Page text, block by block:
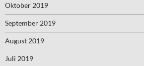
Oktober 2019
September 2019
August 2019
Juli 2019